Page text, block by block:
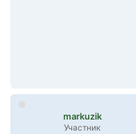
markuzik
Участник